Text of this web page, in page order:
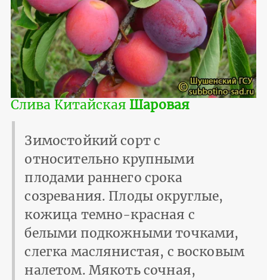
Слива КитайскаяШаровая
Зимостойкий сорт с
относительно крупными
плодами раннего срока
созревания. Плоды округлые,
кожица темно-красная с
белыми подкожными точками,
слегка маслянистая, с восковым
налетом. Мякоть сочная,